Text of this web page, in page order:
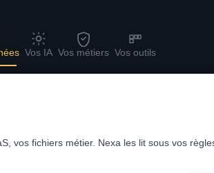
Vos IA Vos métiers Vos outils
vos fichiers métier. Nexa les lit sous vos